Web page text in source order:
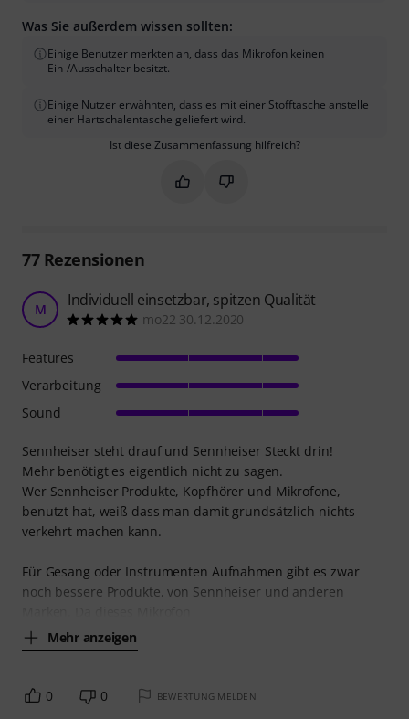
Was Sie außerdem wissen sollten:
Einige Benutzer merkten an, dass das Mikrofon keinen
Ein-/Ausschalter besitzt.
Einige Nutzer erwähnten, dass es mit einer Stofftasche anstelle
einer Hartschalentasche geliefert wird.
Ist diese Zusammenfassung hilfreich?
Markieren Sie diese
Markieren Sie diese
77Rezensionen
M Individuell einsetzbar, spitzen Qualität
mo22 30.12.2020
Sennheiser steht drauf und Sennheiser Steckt drin!
Mehr benötigt es eigentlich nicht zu sagen.
Wer Sennheiser Produkte, Kopfhörer und Mikrofone,
benutzt hat, weiß dass man damit grundsätzlich nichts
verkehrt machen kann.
Für Gesang oder Instrumenten Aufnahmen gibt es zwar
noch bessere Produkte, von Sennheiser und anderen
Mehr anzeigen
Features
Verarbeitung
Sound
0 0 BEWERTUNG MELDEN